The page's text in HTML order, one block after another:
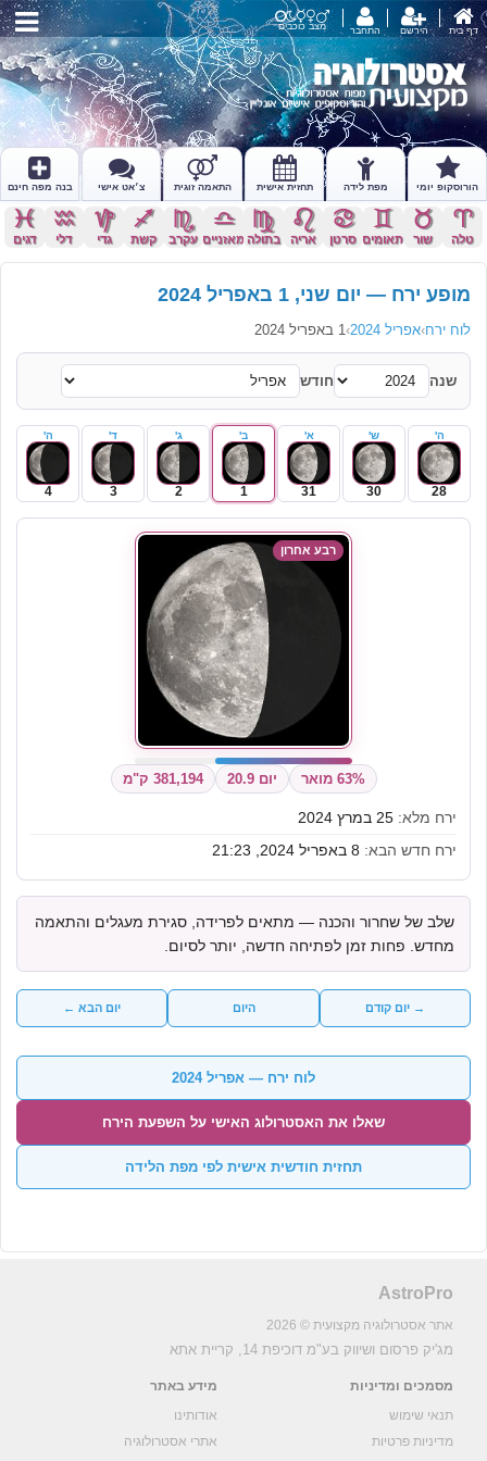
דף בית הירשם התחבר מצב כוכבים
הורוסקופ יומי מפת לידה תחזית אישית התאמה זוגית צ׳אט אישי בנה מפה חינם
a
טלה
s
שור
d
תאומים
f
סרטן
g
אריה
h
בתולה
j
מאזניים
k
עקרב
l
קשת
z
גדי
x
דלי
c
דגים
מופע ירח — יום שני, 1 באפריל 2024
לוח ירח›אפריל 2024 ›1 באפריל 2024
שנה חודש
ה'
28
ש'
30
א'
31
ב'
1
ג'
2
ד'
3
ה'
4
רבע אחרון
63% מואר יום 20.9 381,194 ק"מ
ירח מלא:
ירח חדש הבא:
שלב של שחרור והכנה — מתאים לפרידה, סגירת מעגלים והתאמה
מחדש. פחות זמן לפתיחה חדשה, יותר לסיום.
→ יום קודם היום יום הבא ←
לוח ירח — אפריל 2024
שאלו את האסטרולוג האישי על השפעת הירח
תחזית חודשית אישית לפי מפת הלידה
AstroPro
אתר אסטרולוגיה מקצועית © 2026
מג'יק פרסום ושיווק בע"מ דוכיפת 14, קריית אתא
מסמכים ומדיניות
תנאי שימוש
מדיניות פרטיות
מידע באתר
אודותינו
אתרי אסטרולוגיה